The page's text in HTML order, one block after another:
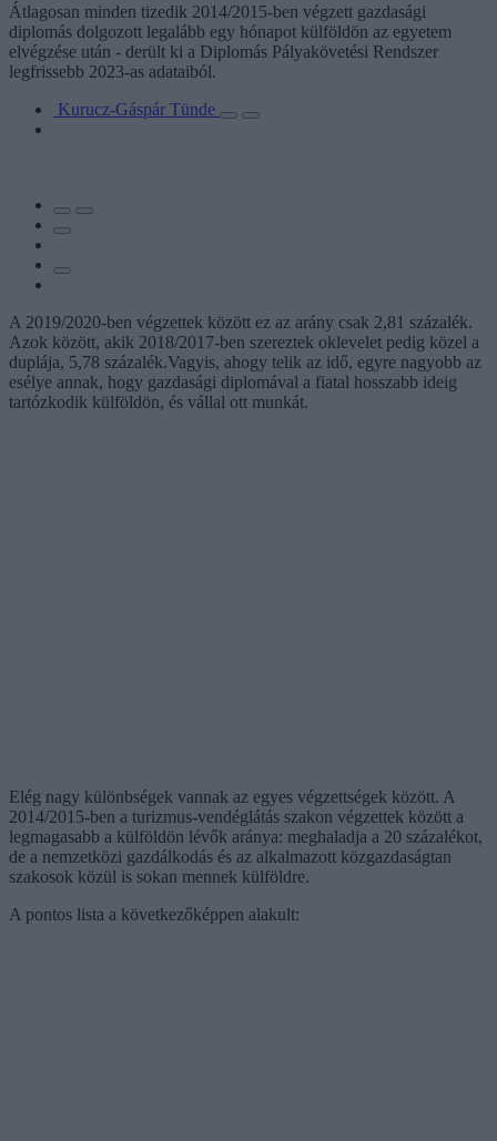
Átlagosan minden tizedik 2014/2015-ben végzett gazdasági
diplomás dolgozott legalább egy hónapot külföldön az egyetem
elvégzése után - derült ki a Diplomás Pályakövetési Rendszer
legfrissebb 2023-as adataiból.
Kurucz-Gáspár Tünde
A 2019/2020-ben végzettek között ez az arány csak 2,81 százalék.
Azok között, akik 2018/2017-ben szereztek oklevelet pedig közel a
duplája, 5,78 százalék.Vagyis, ahogy telik az idő, egyre nagyobb az
esélye annak, hogy gazdasági diplomával a fiatal hosszabb ideig
tartózkodik külföldön, és vállal ott munkát.
Elég nagy különbségek vannak az egyes végzettségek között. A
2014/2015-ben a turizmus-vendéglátás szakon végzettek között a
legmagasabb a külföldön lévők aránya: meghaladja a 20 százalékot,
de a nemzetközi gazdálkodás és az alkalmazott közgazdaságtan
szakosok közül is sokan mennek külföldre.
A pontos lista a következőképpen alakult: